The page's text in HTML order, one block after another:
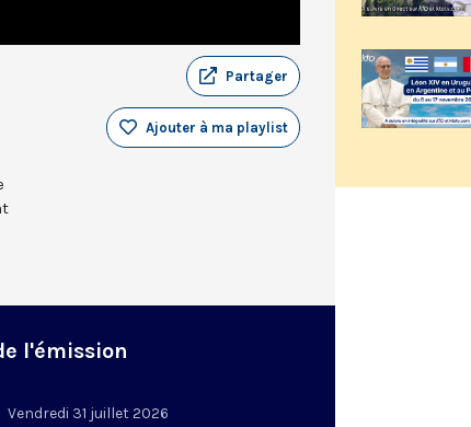
Partager
Ajouter à ma playlist
l'émission
Vendredi 31 juillet 2026